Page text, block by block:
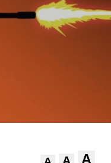
A A